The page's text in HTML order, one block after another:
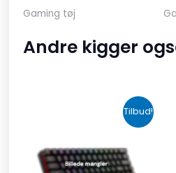
Gaming tøj
Andre kigger
Tilbud!
oprindelige
pris
var:
Den
aktuelle
pris
er: